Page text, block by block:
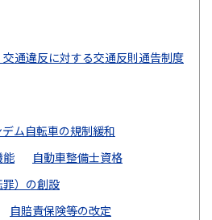
通違反に対する交通反則通告制度
ム自転車の規制緩和
自動車整備士資格
）の創設
自賠責保険等の改定